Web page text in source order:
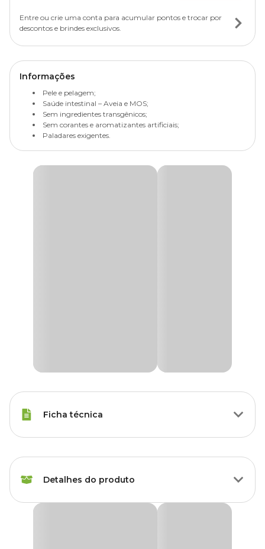
Entre ou crie uma conta para acumular pontos e trocar por
descontos e brindes exclusivos.
Informações
Pele e pelagem;
Saúde intestinal – Aveia e MOS;
Sem ingredientes transgênicos;
Sem corantes e aromatizantes artificiais;
Paladares exigentes.
Ficha técnica
Porte
Petisco
Aveia, Frutas
Detalhes do produto